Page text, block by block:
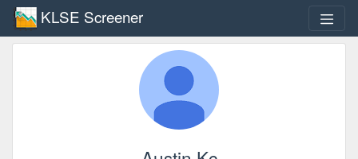
KLSE Screener